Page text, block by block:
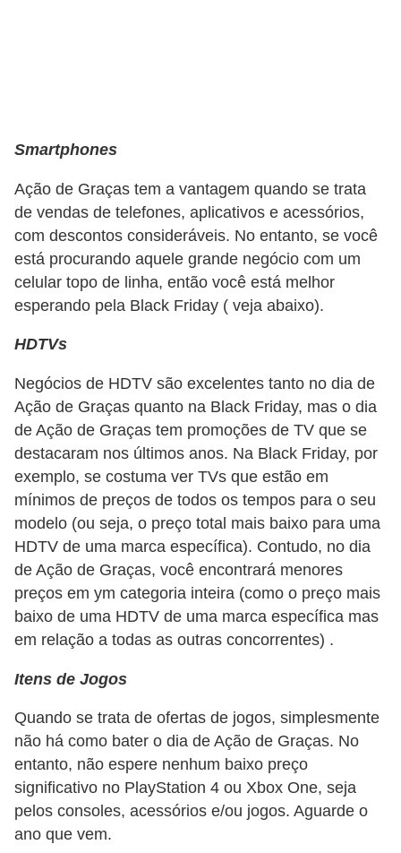
Smartphones
Ação de Graças tem a vantagem quando se trata
de vendas de telefones, aplicativos e acessórios,
com descontos consideráveis. No entanto, se você
está procurando aquele grande negócio com um
celular topo de linha, então você está melhor
esperando pela Black Friday ( veja abaixo).
HDTVs
Negócios de HDTV são excelentes tanto no dia de
Ação de Graças quanto na Black Friday, mas o dia
de Ação de Graças tem promoções de TV que se
destacaram nos últimos anos. Na Black Friday, por
exemplo, se costuma ver TVs que estão em
mínimos de preços de todos os tempos para o seu
modelo (ou seja, o preço total mais baixo para uma
HDTV de uma marca específica). Contudo, no dia
de Ação de Graças, você encontrará menores
preços em ym categoria inteira (como o preço mais
baixo de uma HDTV de uma marca específica mas
em relação a todas as outras concorrentes) .
Itens de Jogos
Quando se trata de ofertas de jogos, simplesmente
não há como bater o dia de Ação de Graças. No
entanto, não espere nenhum baixo preço
significativo no PlayStation 4 ou Xbox One, seja
pelos consoles, acessórios e/ou jogos. Aguarde o
ano que vem.
r
s
t
i
m
o
s
f
i
n
a
n
c
i
a
m
e
t
o
s
F
r